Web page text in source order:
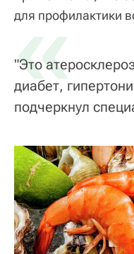
для профилактики
«
"Это
диабет,
подчеркнул